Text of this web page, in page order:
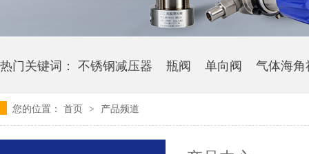
热门关键词： 不锈钢减压器 瓶阀 单向阀 气体海
您的位置： 首页 > 产品频道